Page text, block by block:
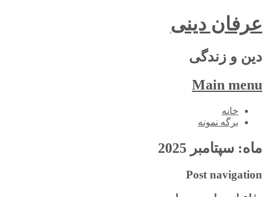
عرفان دینی
دین و زندگی
Main menu
Skip
خانه
برگه نمونه
ماه: سپتامبر 2025
Post navigation